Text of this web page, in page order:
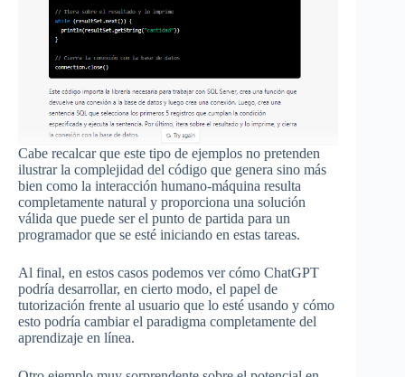
Cabe recalcar que este tipo de ejemplos no pretenden
ilustrar la complejidad del código que genera sino más
bien como la interacción humano-máquina resulta
completamente natural y proporciona una solución
válida que puede ser el punto de partida para un
programador que se esté iniciando en estas tareas.
Al final, en estos casos podemos ver cómo ChatGPT
podría desarrollar, en cierto modo, el papel de
tutorización frente al usuario que lo esté usando y cómo
esto podría cambiar el paradigma completamente del
aprendizaje en línea.